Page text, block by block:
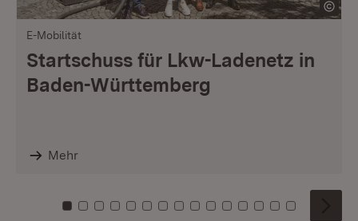
E-Mobilität
Startschuss für Lkw-Ladenetz in
Baden-Württemberg
Mehr
Zu Kachel: 0
Zu Kachel: 1
Zu Kachel: 2
Zu Kachel: 3
Zu Kachel: 4
Zu Kachel: 5
Zu Kachel: 6
Zu Kachel: 7
Zu Kachel: 8
Zu Kachel: 9
Zu Kachel: 10
Zu Kachel: 11
Zu Kachel: 12
Zu Kachel:
Zu